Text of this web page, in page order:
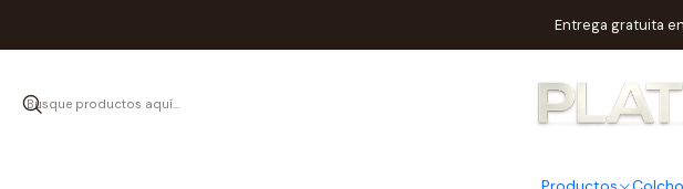
Entrega gratuita
Colchones